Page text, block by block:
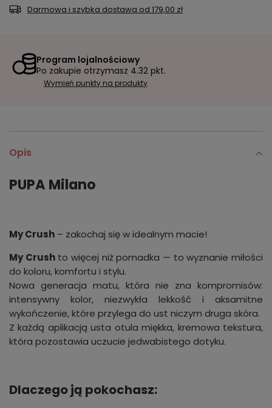
Darmowa i szybka dostawa od 179,00 zł
Program lojalnościowy
Po zakupie otrzymasz 4.32 pkt.
Wymień punkty na produkty
Opis
PUPA Milano
My Crush – zakochaj się w idealnym macie!
My Crushto więcej niż pomadka — to wyznanie miłości
do koloru, komfortu i stylu.
Nowa generacja matu, która nie zna kompromisów:
intensywny kolor, niezwykła lekkość i aksamitne
wykończenie, które przylega do ust niczym druga skóra.
Z każdą aplikacją usta otula miękka, kremowa tekstura,
która pozostawia uczucie jedwabistego dotyku.
Dlaczego ją pokochasz: